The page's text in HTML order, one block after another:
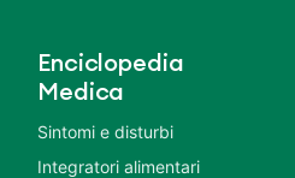
Enciclopedia
Medica
Sintomi e disturbi
Integratori alimentari